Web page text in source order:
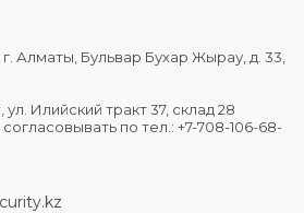
Алматы, Бульвар Бухар Жырау, д. 33,
Илийский тракт 37, склад 28
по тел.: +7-708-106-68-